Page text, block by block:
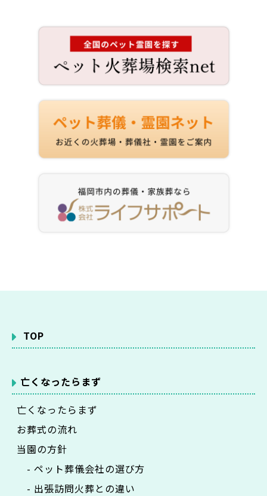
TOP
亡くなったらまず
亡くなったらまず
お葬式の流れ
当園の方針
- ペット葬儀会社の選び方
- 出張訪問火葬との違い